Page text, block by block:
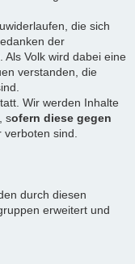
die sich
der
Volk wird dabei eine
verstanden, die
Wir werden Inhalte
sofern diese gegen
verboten sind.
durch diesen
erweitert und